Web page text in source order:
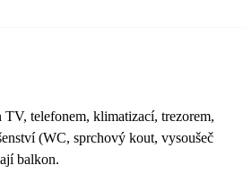
telefonem, klimatizací, trezorem,
(WC, sprchový kout, vysoušeč
balkon.